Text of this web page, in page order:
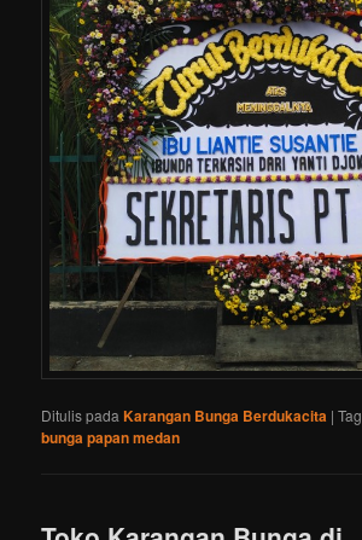
Ditulis pada Karangan Bunga Berdukacita |Tag
bunga papan medan